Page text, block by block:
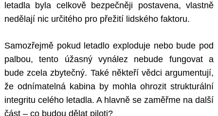
letadla byla celkově bezpečněji postavena, vlastně
nedělají nic určitého pro přežití lidského faktoru.
Samozřejmě pokud letadlo exploduje nebo bude pod
palbou, tento úžasný vynález nebude fungovat a
bude zcela zbytečný. Také někteří vědci argumentují,
že odnímatelná kabina by mohla ohrozit strukturální
integritu celého letadla. A hlavně se zaměřme na další
část – co budou dělat piloti?